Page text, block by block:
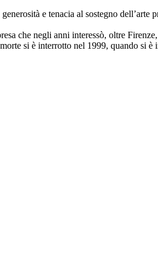
e tenacia al sostegno dell’arte
che negli anni interessò, oltre
si è interrotto nel 1999, quando si è